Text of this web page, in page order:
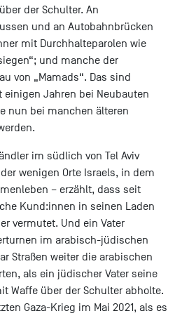
der Schulter. An
und an Autobahnbrücken
mit Durchhalteparolen wie
und manche der
von „Mamads“. Das sind
Jahren bei Neubauten
nun bei manchen älteren
im südlich von Tel Aviv
wenigen Orte Israels, in dem
– erzählt, dass seit
Kund:innen in seinen Laden
vermutet. Und ein Vater
im arabisch-jüdischen
Straßen weiter die arabischen
als ein jüdischer Vater seine
Waffe über der Schulter abholte.
Gaza-Krieg im Mai 2021, als es